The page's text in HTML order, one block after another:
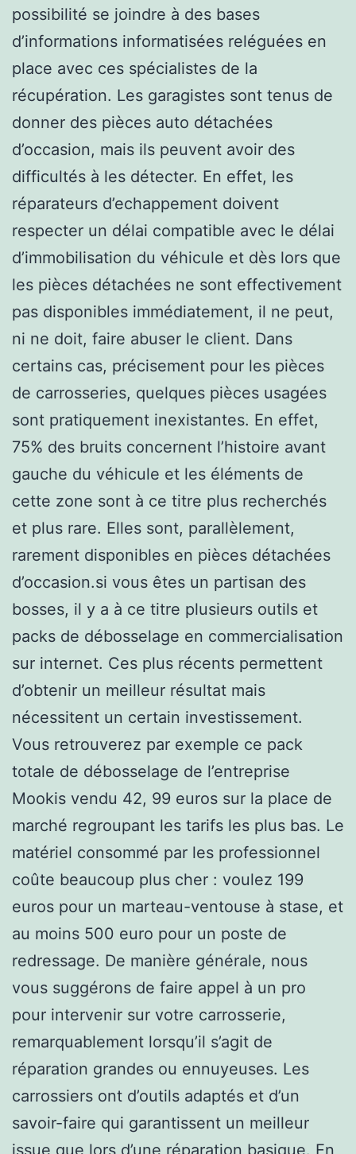
possibilité se joindre à des bases
d’informations informatisées reléguées en
place avec ces spécialistes de la
récupération. Les garagistes sont tenus de
donner des pièces auto détachées
d’occasion, mais ils peuvent avoir des
difficultés à les détecter. En effet, les
réparateurs d’echappement doivent
respecter un délai compatible avec le délai
d’immobilisation du véhicule et dès lors que
les pièces détachées ne sont effectivement
pas disponibles immédiatement, il ne peut,
ni ne doit, faire abuser le client. Dans
certains cas, précisement pour les pièces
de carrosseries, quelques pièces usagées
sont pratiquement inexistantes. En effet,
75% des bruits concernent l’histoire avant
gauche du véhicule et les éléments de
cette zone sont à ce titre plus recherchés
et plus rare. Elles sont, parallèlement,
rarement disponibles en pièces détachées
d’occasion.si vous êtes un partisan des
bosses, il y a à ce titre plusieurs outils et
packs de débosselage en commercialisation
sur internet. Ces plus récents permettent
d’obtenir un meilleur résultat mais
nécessitent un certain investissement.
Vous retrouverez par exemple ce pack
totale de débosselage de l’entreprise
Mookis vendu 42, 99 euros sur la place de
marché regroupant les tarifs les plus bas. Le
matériel consommé par les professionnel
coûte beaucoup plus cher : voulez 199
euros pour un marteau-ventouse à stase, et
au moins 500 euro pour un poste de
redressage. De manière générale, nous
vous suggérons de faire appel à un pro
pour intervenir sur votre carrosserie,
remarquablement lorsqu’il s’agit de
réparation grandes ou ennuyeuses. Les
carrossiers ont d’outils adaptés et d’un
savoir-faire qui garantissent un meilleur
issue que lors d’une réparation basique. En